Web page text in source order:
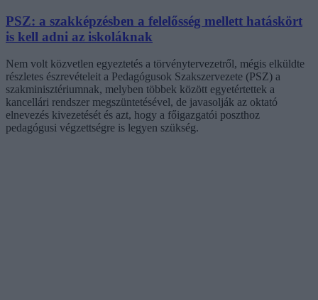
PSZ: a szakképzésben a felelősség mellett hatáskört
is kell adni az iskoláknak
Nem volt közvetlen egyeztetés a törvénytervezetről, mégis elküldte
részletes észrevételeit a Pedagógusok Szakszervezete (PSZ) a
szakminisztériumnak, melyben többek között egyetértettek a
kancellári rendszer megszüntetésével, de javasolják az oktató
elnevezés kivezetését és azt, hogy a főigazgatói poszthoz
pedagógusi végzettségre is legyen szükség.